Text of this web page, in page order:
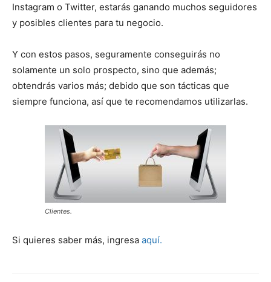
Instagram o Twitter, estarás ganando muchos seguidores
y posibles clientes para tu negocio.
Y con estos pasos, seguramente conseguirás no
solamente un solo prospecto, sino que además;
obtendrás varios más; debido que son tácticas que
siempre funciona, así que te recomendamos utilizarlas.
Clientes.
Si quieres saber más, ingresa aquí.